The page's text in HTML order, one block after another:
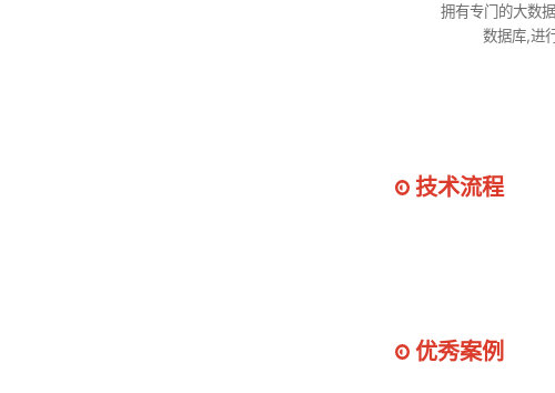
拥有专门的大数
数据库,进
技术流程
优秀案例